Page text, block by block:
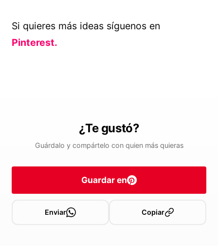
Si quieres más ideas síguenos en
Pinterest.
¿Te gustó?
Guárdalo y compártelo con quien más quieras
Guardar en
Enviar Copiar